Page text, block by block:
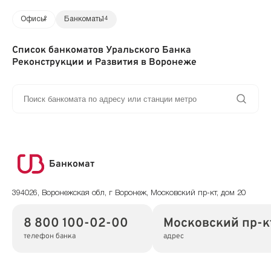
Офисы2 Банкоматы14
Список банкоматов Уральского Банка
Реконструкции и Развития в Воронеже
Банкомат
394026, Воронежская обл, г Воронеж, Московский пр-кт, дом 20
8 800 100-02-00
телефон банка
Московский пр-
адрес